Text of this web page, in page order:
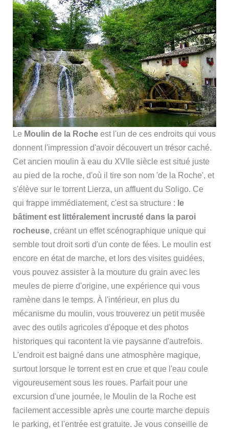
Le Moulin de la Rocheest l'un de ces endroits qui vous
donnent l'impression d'avoir découvert un trésor caché.
Cet ancien moulin à eau du XVIIe siècle est situé juste
au pied de la roche, d'où il tire son nom 'de la Roche', et
s'élève sur le torrent Lierza, un affluent du Soligo. Ce
qui frappe immédiatement, c'est sa structure : le
bâtiment est littéralement incrusté dans la paroi
rocheuse, créant un effet scénographique unique qui
semble tout droit sorti d'un conte de fées. Le moulin est
encore en état de marche, et lors des visites guidées,
vous pouvez assister à la mouture du grain avec les
meules de pierre d'origine, une expérience qui vous
ramène dans le temps. À l'intérieur, en plus du
mécanisme du moulin, vous trouverez un petit musée
avec des outils agricoles d'époque et des photos
historiques qui racontent la vie paysanne d'autrefois.
L'endroit est baigné dans une atmosphère magique,
surtout lorsque le torrent est en crue et que l'eau coule
vigoureusement sous les roues. Parfait pour une
excursion d'une journée, le Moulin de la Roche est
facilement accessible après une courte marche depuis
le parking, et l'entrée est gratuite. Je vous conseille de